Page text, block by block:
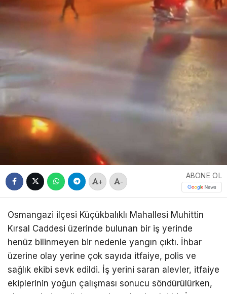
+ -
ABONE OL
Osmangazi ilçesi Küçükbalıklı Mahallesi Muhittin
Kırsal Caddesi üzerinde bulunan bir iş yerinde
henüz bilinmeyen bir nedenle yangın çıktı. İhbar
üzerine olay yerine çok sayıda itfaiye, polis ve
sağlık ekibi sevk edildi. İş yerini saran alevler, itfaiye
ekiplerinin yoğun çalışması sonucu söndürülürken,